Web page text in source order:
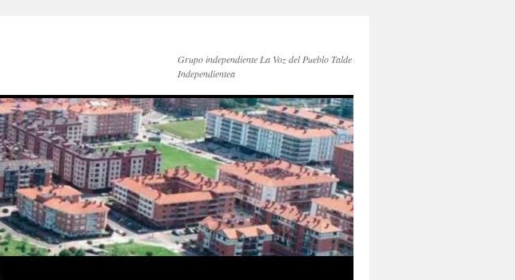
Grupo independiente La Voz del Pueblo Talde
Independientea